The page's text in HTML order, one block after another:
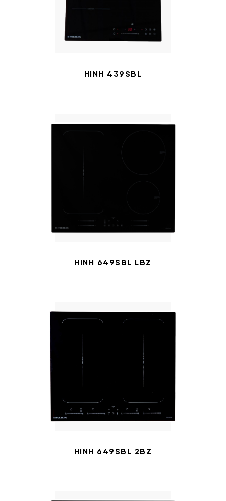
HINH 439SBL
HINH 649SBL LBZ
HINH 649SBL 2BZ